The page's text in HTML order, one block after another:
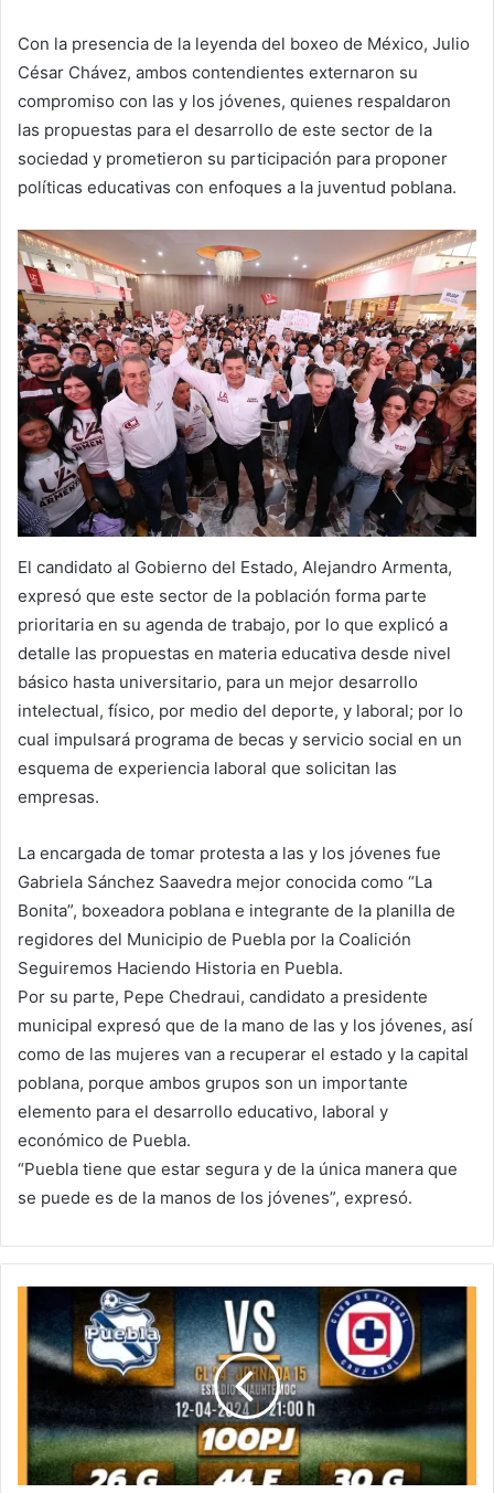
Con la presencia de la leyenda del boxeo de México, Julio
César Chávez, ambos contendientes externaron su
compromiso con las y los jóvenes, quienes respaldaron
las propuestas para el desarrollo de este sector de la
sociedad y prometieron su participación para proponer
políticas educativas con enfoques a la juventud poblana.
El candidato al Gobierno del Estado, Alejandro Armenta,
expresó que este sector de la población forma parte
prioritaria en su agenda de trabajo, por lo que explicó a
detalle las propuestas en materia educativa desde nivel
básico hasta universitario, para un mejor desarrollo
intelectual, físico, por medio del deporte, y laboral; por lo
cual impulsará programa de becas y servicio social en un
esquema de experiencia laboral que solicitan las
empresas.
La encargada de tomar protesta a las y los jóvenes fue
Gabriela Sánchez Saavedra mejor conocida como “La
Bonita”, boxeadora poblana e integrante de la planilla de
regidores del Municipio de Puebla por la Coalición
Seguiremos Haciendo Historia en Puebla.
Por su parte, Pepe Chedraui, candidato a presidente
municipal expresó que de la mano de las y los jóvenes, así
como de las mujeres van a recuperar el estado y la capital
poblana, porque ambos grupos son un importante
elemento para el desarrollo educativo, laboral y
económico de Puebla.
“Puebla tiene que estar segura y de la única manera que
se puede es de la manos de los jóvenes”, expresó.